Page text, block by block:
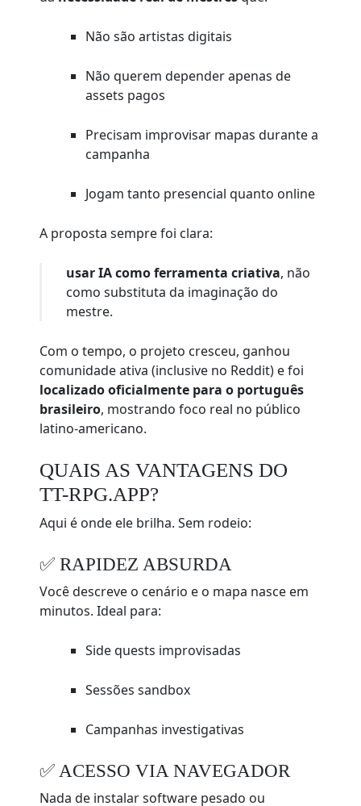
Não são artistas digitais
Não querem depender apenas de
assets pagos
Precisam improvisar mapas durante a
campanha
Jogam tanto presencial quanto online
A proposta sempre foi clara:
usar IA como ferramenta criativa, não
como substituta da imaginação do
mestre.
Com o tempo, o projeto cresceu, ganhou
comunidade ativa (inclusive no Reddit) e foi
localizado oficialmente para o português
brasileiro, mostrando foco real no público
latino-americano.
QUAIS AS VANTAGENS DO
TT-RPG.APP?
Aqui é onde ele brilha. Sem rodeio:
✅ RAPIDEZ ABSURDA
Você descreve o cenário e o mapa nasce em
minutos. Ideal para:
Side quests improvisadas
Sessões sandbox
Campanhas investigativas
✅ ACESSO VIA NAVEGADOR
Nada de instalar software pesado ou